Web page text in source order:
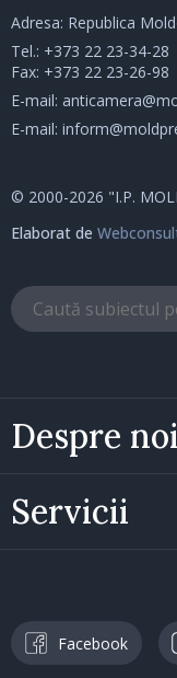
Despre noi
Servicii
Adresa: Republica
Tel.: +373 22 23-34-28
Fax: +373 22 23-26-98
E-mail:
E-mail:
© 2000-2026 "I.P.
Elaborat de
Facebook